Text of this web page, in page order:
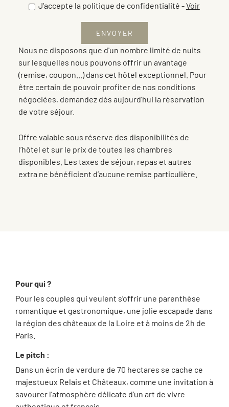
J'accepte la politique de confidentialité -Voir
Nous ne disposons que d'un nombre limité de nuits
sur lesquelles nous pouvons offrir un avantage
(remise, coupon...) dans cet hôtel exceptionnel. Pour
être certain de pouvoir profiter de nos conditions
négociées, demandez dès aujourd'hui la réservation
de votre séjour.
Offre valable sous réserve des disponibilités de
l’hôtel et sur le prix de toutes les chambres
disponibles. Les taxes de séjour, repas et autres
extra ne bénéficient d’aucune remise particulière.
Pour qui ?
Pour les couples qui veulent s’offrir une parenthèse
romantique et gastronomique, une jolie escapade dans
la région des châteaux de la Loire et à moins de 2h de
Paris.
Le pitch :
Dans un écrin de verdure de 70 hectares se cache ce
majestueux Relais et Châteaux, comme une invitation à
savourer l’atmosphère délicate d’un art de vivre